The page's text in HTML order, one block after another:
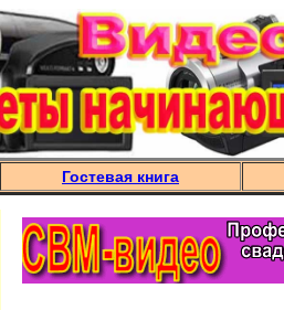
Гостевая книга